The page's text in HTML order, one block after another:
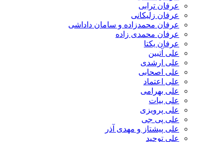
عرفان ترابی
عرفان زلیکانی
عرفان محمدزاده و سامان داداشی
عرفان محمدی زاده
عرفان یکتا
علی آتبین
علی ارشدی
علی اصحابی
علی اعتماد
علی بهرامی
علی بیات
علی پرویزی
علی پی جی
علی پیشتاز و مهدی آذر
علی توحید